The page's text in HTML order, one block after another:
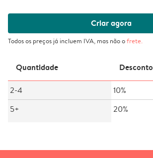
Criar agora
Todos os preços já incluem IVA, mas não ofrete.
Quantidade Desconto
2-4
10%
5+
20%